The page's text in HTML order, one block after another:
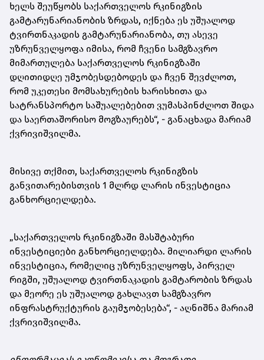
ხელს შეუწყობს საქართველოს რკინიგზის
გამტარუნარიანობის ზრდას, იქნება ეს უშუალოდ
ტვირთნაკადის გამტარუნარიანობა, თუ ასევე
უზრუნველყოფა იმისა, რომ ჩვენი სამგზავრო
მიმართულება საქართველოს რკინიგზაში
დღითიდღე უმჯობესდებოდეს და ჩვენ შევძლოთ,
რომ უკეთესი მომსახურების ხარისხითა და
სატრანსპორტო საშუალებებით ვუმასპინძლოთ შიდა
და საერთაშორისო მოგზაურებს“, - განაცხადა მარიამ
ქვრივიშვილმა.
მისივე თქმით, საქართველოს რკინიგზის
განვითარებისთვის 1 მლრდ ლარის ინვესტიცია
განხორციელდება.
„საქართველოს რკინიგზაში მასშტაბური
ინვესტიციები განხორციელდება. მილიარდი ლარის
ინვესტიცია, რომელიც უზრუნველყოფს, პირველ
რიგში, უშუალოდ ტვირთნაკადის გამტარობის ზრდას
და მეორე ეს უშუალოდ გახლავთ სამგზავრო
ინფრასტრუქტურის გაუმჯობესება“, - აღნიშნა მარიამ
ქვრივიშვილმა.